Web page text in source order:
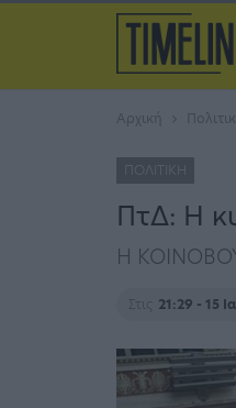
Αρχική Πολιτική
ΠΟΛΙΤΙΚΉ
ΠτΔ: Η
Η
Στις 21:29 - 15